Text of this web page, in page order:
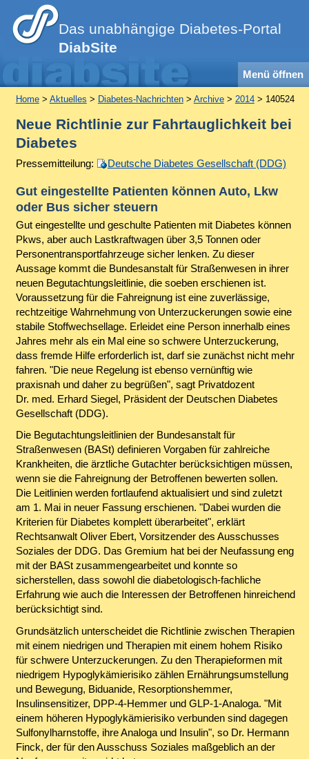
Das unabhängige Diabetes-Portal
DiabSite
Menü öffnen
Home> Aktuelles > Diabetes-Nachrichten> Archive> 2014> 140524
Neue Richtlinie zur Fahrtauglichkeit bei
Diabetes
Pressemitteilung: Deutsche Diabetes Gesellschaft (DDG)
Gut eingestellte Patienten können Auto, Lkw
oder Bus sicher steuern
Gut eingestellte und geschulte Patienten mit Diabetes können
Pkws, aber auch Lastkraftwagen über 3,5 Tonnen oder
Personentransportfahrzeuge sicher lenken. Zu dieser
Aussage kommt die Bundesanstalt für Straßenwesen in ihrer
neuen Begutachtungsleitlinie, die soeben erschienen ist.
Voraussetzung für die Fahreignung ist eine zuverlässige,
rechtzeitige Wahrnehmung von Unterzuckerungen sowie eine
stabile Stoffwechsellage. Erleidet eine Person innerhalb eines
Jahres mehr als ein Mal eine so schwere Unterzuckerung,
dass fremde Hilfe erforderlich ist, darf sie zunächst nicht mehr
fahren. "Die neue Regelung ist ebenso vernünftig wie
praxisnah und daher zu begrüßen", sagt Privatdozent
Dr. med. Erhard Siegel, Präsident der Deutschen Diabetes
Gesellschaft (DDG).
Die Begutachtungsleitlinien der Bundesanstalt für
Straßenwesen (BASt) definieren Vorgaben für zahlreiche
Krankheiten, die ärztliche Gutachter berücksichtigen müssen,
wenn sie die Fahreignung der Betroffenen bewerten sollen.
Die Leitlinien werden fortlaufend aktualisiert und sind zuletzt
am 1. Mai in neuer Fassung erschienen. "Dabei wurden die
Kriterien für Diabetes komplett überarbeitet", erklärt
Rechtsanwalt Oliver Ebert, Vorsitzender des Ausschusses
Soziales der DDG. Das Gremium hat bei der Neufassung eng
mit der BASt zusammengearbeitet und konnte so
sicherstellen, dass sowohl die diabetologisch-fachliche
Erfahrung wie auch die Interessen der Betroffenen hinreichend
berücksichtigt sind.
Grundsätzlich unterscheidet die Richtlinie zwischen Therapien
mit einem niedrigen und Therapien mit einem hohem Risiko
für schwere Unterzuckerungen. Zu den Therapieformen mit
niedrigem Hypoglykämierisiko zählen Ernährungsumstellung
und Bewegung, Biduanide, Resorptionshemmer,
Insulinsensitizer, DPP-4-Hemmer und GLP-1-Analoga. "Mit
einem höheren Hypoglykämierisiko verbunden sind dagegen
Sulfonylharnstoffe, ihre Analoga und Insulin", so Dr. Hermann
Finck, der für den Ausschuss Soziales maßgeblich an der